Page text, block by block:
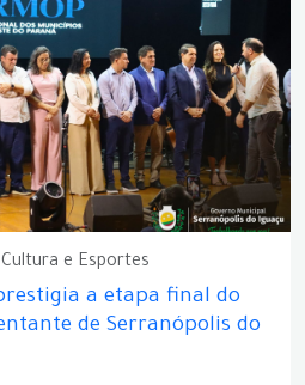
e Esportes
a etapa final do
de Serranópolis do